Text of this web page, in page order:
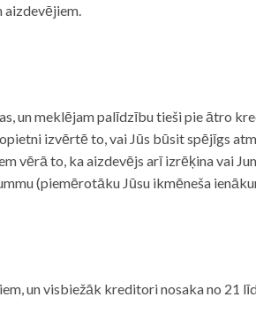
aizdevējiem.
un meklējam palīdzību tieši pie ātro
izvērtē to, vai Jūs būsit spējīgs
vērā to, ka aizdevējs arī izrēķina vai
(piemērotāku Jūsu ikmēneša
un visbiežāk kreditori nosaka no 21